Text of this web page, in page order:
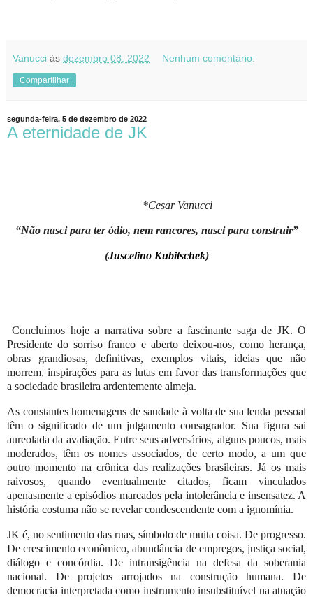
Vanucci às dezembro 08, 2022 Nenhum comentário:
Compartilhar
segunda-feira, 5 de dezembro de 2022
A eternidade de JK
*Cesar Vanucci
“Não nasci para ter ódio, nem rancores, nasci para construir”
(Juscelino Kubitschek)
Concluímos hoje a narrativa sobre a fascinante saga de JK. O
Presidente do sorriso franco e aberto deixou-nos, como herança,
obras grandiosas, definitivas, exemplos vitais, ideias que não
morrem, inspirações para as lutas em favor das transformações que
a sociedade brasileira ardentemente almeja.
As constantes homenagens de saudade à volta de sua lenda pessoal
têm o significado de um julgamento consagrador. Sua figura sai
aureolada da avaliação. Entre seus adversários, alguns poucos, mais
moderados, têm os nomes associados, de certo modo, a um que
outro momento na crônica das realizações brasileiras. Já os mais
raivosos, quando eventualmente citados, ficam vinculados
apenasmente a episódios marcados pela intolerância e insensatez. A
história costuma não se revelar condescendente com a ignomínia.
JK é, no sentimento das ruas, símbolo de muita coisa. De progresso.
De crescimento econômico, abundância de empregos, justiça social,
diálogo e concórdia. De intransigência na defesa da soberania
nacional. De projetos arrojados na construção humana. De
democracia interpretada como instrumento insubstituível na atuação